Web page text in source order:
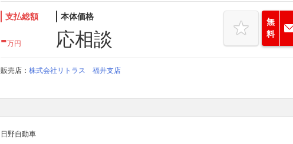
支払総額
-万円
本体価格
応相談
無
料
販売店： 株式会社リトラス 福井支店
日野自動車